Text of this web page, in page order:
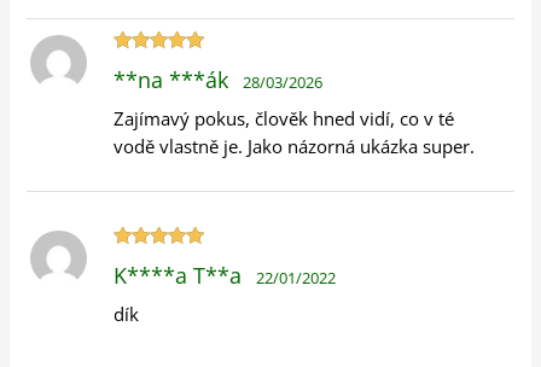
5z 5
**na ***ák 28/03/2026
Zajímavý pokus, člověk hned vidí, co v té
vodě vlastně je. Jako názorná ukázka super.
5z 5
K****a T**a 22/01/2022
dík